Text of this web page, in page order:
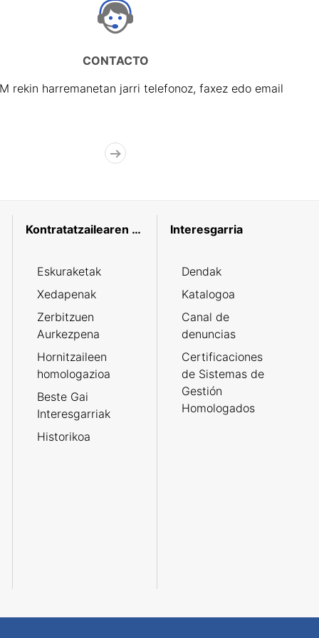
CONTACTO
rekin harremanetan jarri telefonoz, faxez edo email
Kontratatzailearen profila
Eskuraketak
Xedapenak
Zerbitzuen
Aurkezpena
Hornitzaileen
homologazioa
Beste Gai
Interesgarriak
Historikoa
Interesgarria
Dendak
Katalogoa
Canal de
denuncias
Certificaciones
de Sistemas de
Gestión
Homologados